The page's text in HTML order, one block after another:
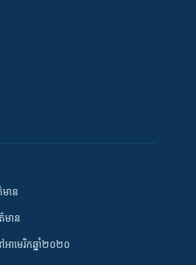
មាន
មាន
អាមេរិកឆ្នាំ២០២០